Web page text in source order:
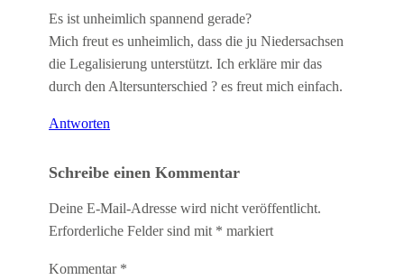
Es ist unheimlich spannend gerade?
Mich freut es unheimlich, dass die ju Niedersachsen
die Legalisierung unterstützt. Ich erkläre mir das
durch den Altersunterschied ? es freut mich einfach.
Antworten
Schreibe einen Kommentar
Deine E-Mail-Adresse wird nicht veröffentlicht.
Erforderliche Felder sind mit * markiert
Kommentar *